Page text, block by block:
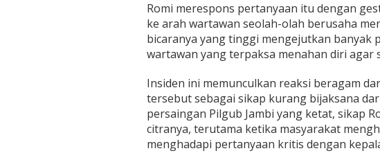
A
r
g
a
n
y
Romi merespons pertanyaan itu dengan
ke arah wartawan seolah-olah berusaha
bicaranya yang tinggi mengejutkan banyak
wartawan yang terpaksa menahan diri agar
Insiden ini memunculkan reaksi beragam
tersebut sebagai sikap kurang bijaksana
persaingan Pilgub Jambi yang ketat, sikap
citranya, terutama ketika masyarakat
menghadapi pertanyaan kritis dengan